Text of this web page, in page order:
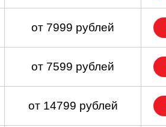
от 7999 рублей
от 7599 рублей
от 14799 рублей